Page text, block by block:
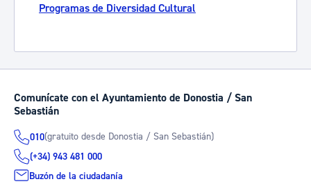
Programas de Diversidad Cultural
Comunícate con el Ayuntamiento de Donostia / San
Sebastián
010(gratuito desde Donostia / San Sebastián)
(+34) 943 481 000
Buzón de la ciudadanía